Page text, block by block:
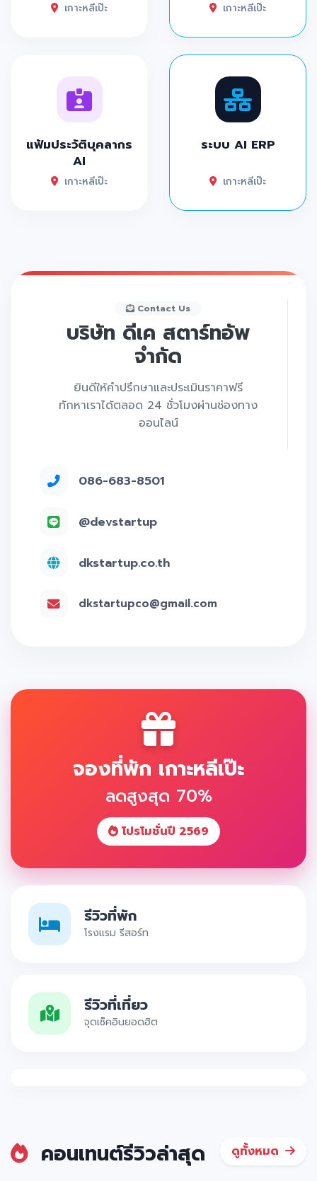
เกาะหลีเป๊ะ เกาะหลีเป๊ะ
แฟ้มประวัติบุคลากร
AI
เกาะหลีเป๊ะ
ระบบ AI ERP
เกาะหลีเป๊ะ
Contact Us
บริษัท ดีเค สตาร์ทอัพ
จำกัด
ยินดีให้คำปรึกษาและประเมินราคาฟรี
ทักหาเราได้ตลอด 24 ชั่วโมงผ่านช่องทาง
ออนไลน์
086-683-8501
@devstartup
dkstartup.co.th
dkstartupco@gmail.com
จองที่พัก เกาะหลีเป๊ะ
ลดสูงสุด 70%
โปรโมชั่นปี 2569
รีวิวที่พัก
โรงแรม รีสอร์ท
รีวิวที่เที่ยว
จุดเช็คอินยอดฮิต
คอนเทนต์รีวิวล่าสุด ดูทั้งหมด